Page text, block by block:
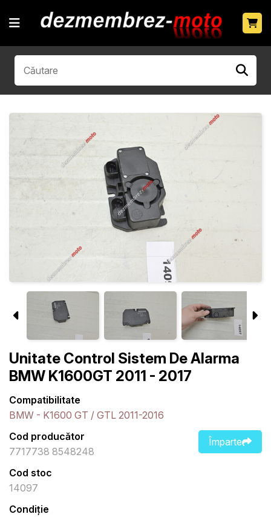
Unitate Control Sistem De Alarma
BMW K1600GT 2011 - 2017
Compatibilitate
BMW - K1600 GT / GTL 2011-2016
Împarte
Cod producător
7717738 8548248
Cod stoc
14097
Condiție